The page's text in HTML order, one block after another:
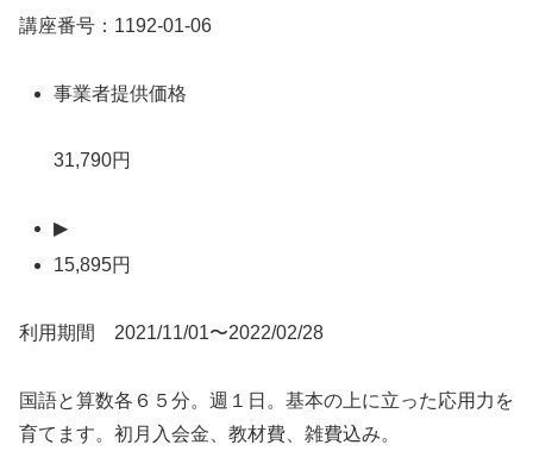
講座番号：1192-01-06
事業者提供価格
31,790円
▶
15,895円
利用期間 2021/11/01〜2022/02/28
国語と算数各６５分。週１日。基本の上に立った応用力を
育てます。初月入会金、教材費、雑費込み。